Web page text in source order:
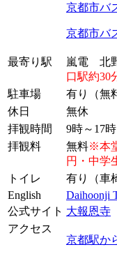
京都市バ
京都市バ
最寄り駅 嵐電 北
口駅約30
駐車場
有り（無
休日
無休
拝観時間
9時～17時
拝観料
無料※本
円・中学
トイレ
有り（車
English
Daihoonji
公式サイト 大報恩寺
アクセス
京都駅か